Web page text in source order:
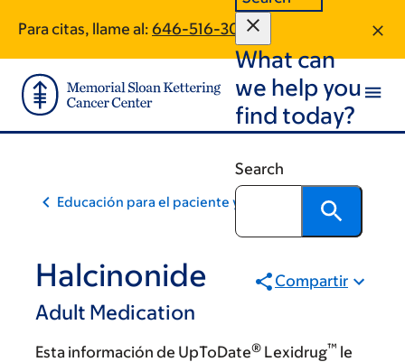
main
content
footer
Para citas, llame al: 646-516-3008
What can
we help you
find today?
Search
Educación para el paciente y la comunidad
Halcinonide
Adult Medication
Compartir
Esta información de UpToDate® Lexidrug™ le